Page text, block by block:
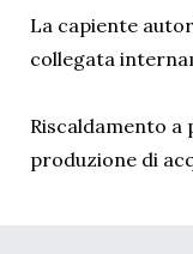
La capiente
collegata
Riscaldamento a
produzione di